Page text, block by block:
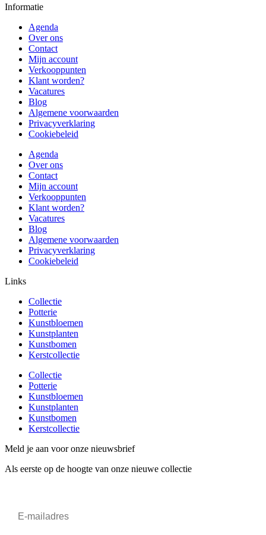
Informatie
Agenda
Over ons
Contact
Mijn account
Verkooppunten
Klant worden?
Vacatures
Blog
Algemene voorwaarden
Privacyverklaring
Cookiebeleid
Agenda
Over ons
Contact
Mijn account
Verkooppunten
Klant worden?
Vacatures
Blog
Algemene voorwaarden
Privacyverklaring
Cookiebeleid
Links
Collectie
Potterie
Kunstbloemen
Kunstplanten
Kunstbomen
Kerstcollectie
Collectie
Potterie
Kunstbloemen
Kunstplanten
Kunstbomen
Kerstcollectie
Meld je aan voor onze nieuwsbrief
Als eerste op de hoogte van onze nieuwe collectie